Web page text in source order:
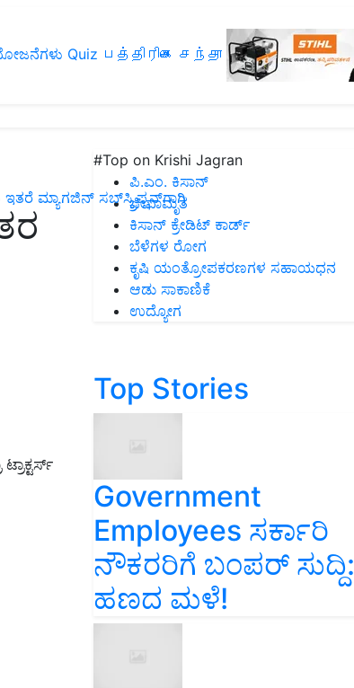
Quiz பத்திரிகை சந்தா
ಇತರೆ ಮ್ಯಾಗಜಿನ್‌ ಸಬ್‌ಸ್ಕ್ರಿಪ್ಷನ್‌ಗಾಗಿ
#Top on Krishi Jagran
ಪಿ.ಎಂ. ಕಿಸಾನ್
ಜೀವಾಮೃತ
ಕಿಸಾನ್ ಕ್ರೇಡಿಟ್ ಕಾರ್ಡ್
ಬೆಳೆಗಳ ರೋಗ
ಕೃಷಿ ಯಂತ್ರೋಪಕರಣಗಳ ಸಹಾಯಧನ
ಆಡು ಸಾಕಾಣಿಕೆ
ಉದ್ಯೋಗ
Top Stories
Government
Employees ಸರ್ಕಾರಿ
ನೌಕರರಿಗೆ ಬಂಪರ್‌ ಸುದ್ದಿ:
ಹಣದ ಮಳೆ!